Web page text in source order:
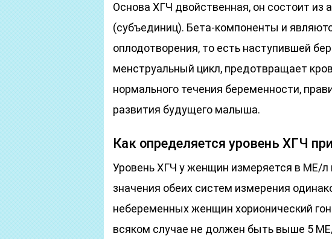
Основа ХГЧ двойственная, он состоит из
(субъединиц). Бета-компоненты и
оплодотворения, то есть наступившей
менструальный цикл, предотвращает
нормального течения беременности,
развития будущего малыша.
Как определяется уровень ХГЧ
Уровень ХГЧ у женщин измеряется в МЕ/
значения обеих систем измерения
небеременных женщин хорионический
всяком случае не должен быть выше 5